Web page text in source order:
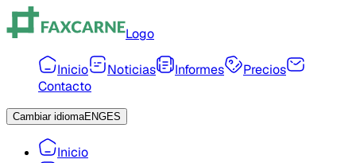
Logo
Inicio Noticias Informes
Precios
Contacto
Cambiar idiomaENGES
Inicio